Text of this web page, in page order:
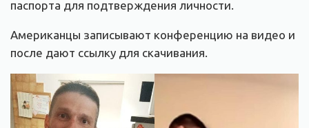
паспорта для подтверждения личности.
Американцы записывают конференцию на видео и
после дают ссылку для скачивания.